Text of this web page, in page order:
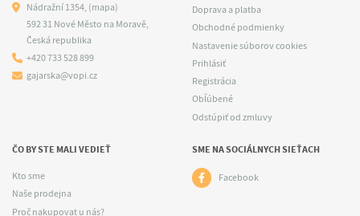
Nádražní 1354, (mapa)
592 31 Nové Město na Moravě,
Česká republika
+420 733 528 899
gajarska@vopi.cz
Doprava a platba
Obchodné podmienky
Nastavenie súborov cookies
Prihlásiť
Registrácia
Obľúbené
Odstúpiť od zmluvy
ČO BY STE MALI VEDIEŤ
Kto sme
Naše prodejna
Proč nakupovat u nás?
SME NA SOCIÁLNYCH SIEŤACH
Facebook